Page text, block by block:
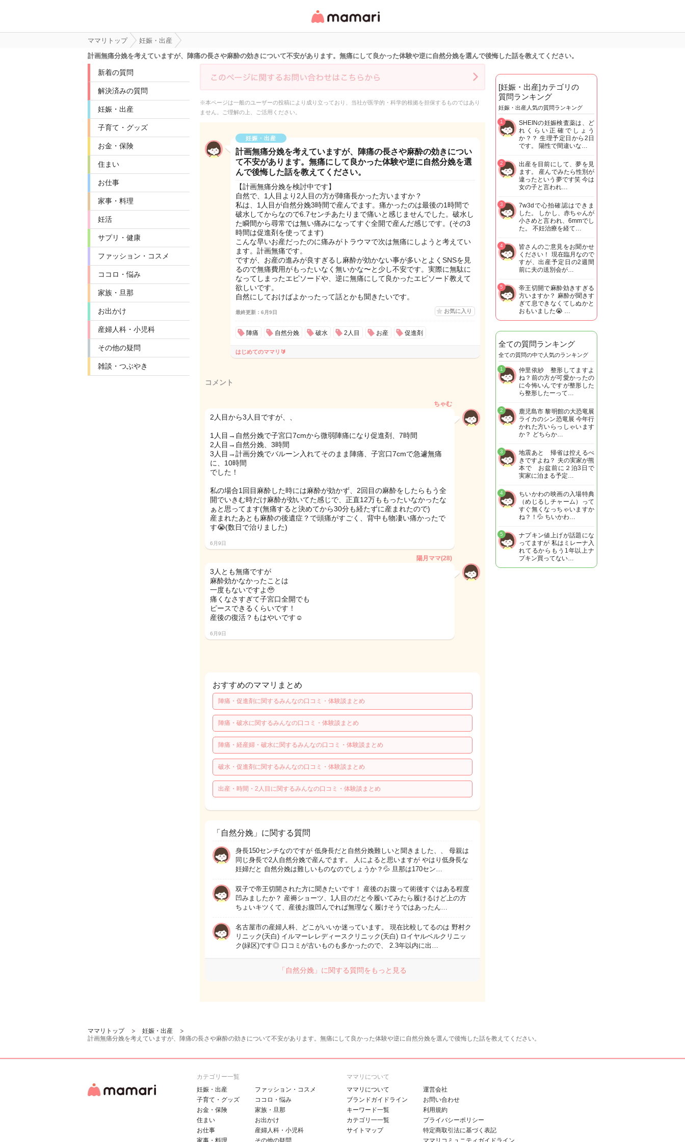
リ・情報サイト
ママリトップ
妊娠・出産
計画無痛分娩を考えていますが、陣痛の長さや麻酔の効きについて不安があります。無痛にして良かった体験や逆に自然分娩を選んで後悔した話を教えてください。
新着の質問
解決済みの質問
妊娠・出産
子育て・グッズ
お金・保険
住まい
お仕事
家事・料理
妊活
サプリ・健康
ファッション・コスメ
ココロ・悩み
家族・旦那
お出かけ
産婦人科・小児科
その他の疑問
雑談・つぶやき
※本ページは一般のユーザーの投稿により成り立っており、当社が医学的・科学的根拠を担保するものではあり
ません。ご理解の上、ご活用ください。
妊娠・出産
計画無痛分娩を考えていますが、陣痛の長さや麻酔の効きについ
て不安があります。無痛にして良かった体験や逆に自然分娩を選
んで後悔した話を教えてください。
【計画無痛分娩を検討中です】
自然で、1人目より2人目の方が陣痛長かった方いますか？
私は、1人目が自然分娩3時間で産んでます。痛かったのは最後の1時間で
破水してからなので6.7センチあたりまで痛いと感じませんでした。破水し
た瞬間から尋常では無い痛みになってすぐ全開で産んだ感じです。(その3
時間は促進剤を使ってます)
こんな早いお産だったのに痛みがトラウマで次は無痛にしようと考えてい
ます。計画無痛です。
ですが、お産の進みが良すぎるし麻酔が効かない事が多いとよくSNSを見
るので無痛費用がもったいなく無いかな〜と少し不安です。実際に無駄に
なってしまったエピソードや、逆に無痛にして良かったエピソード教えて
欲しいです。
自然にしておけばよかったって話とかも聞きたいです。
最終更新：6月9日 お気に入り
陣痛 自然分娩 破水 2人目 お産 促進剤
はじめてのママリ🔰
コメント
ちゃむ
2人目から3人目ですが、、
1人目→自然分娩で子宮口7cmから微弱陣痛になり促進剤、7時間
2人目→自然分娩、3時間
3人目→計画分娩でバルーン入れてそのまま陣痛、子宮口7cmで急遽無痛
に、10時間
でした！
私の場合1回目麻酔した時には麻酔が効かず、2回目の麻酔をしたらもう全
開でいきむ時だけ麻酔が効いてた感じで、正直12万ももったいなかったな
ぁと思ってます(無痛すると決めてから30分も経たずに産まれたので)
産まれたあとも麻酔の後遺症？で頭痛がすごく、背中も物凄い痛かったで
す😭(数日で治りました)
6月9日
陽月ママ(28)
3人とも無痛ですが
麻酔効かなかったことは
一度もないですよ🥹
痛くなさすぎて子宮口全開でも
ピースできるくらいです！
産後の復活？もはやいです☺️
6月9日
おすすめのママリまとめ
陣痛・促進剤に関するみんなの口コミ・体験談まとめ
陣痛・破水に関するみんなの口コミ・体験談まとめ
陣痛・経産婦・破水に関するみんなの口コミ・体験談まとめ
破水・促進剤に関するみんなの口コミ・体験談まとめ
出産・時間・2人目に関するみんなの口コミ・体験談まとめ
「自然分娩」に関する質問
身長150センチなのですが 低身長だと自然分娩難しいと聞きました、、 母親は
同じ身長で2人自然分娩で産んでます。 人によると思いますが やはり低身長な
妊婦だと 自然分娩は難しいものなのでしょうか？💦 旦那は170セン…
双子で帝王切開された方に聞きたいです！ 産後のお腹って術後すぐはある程度
凹みましたか？ 産褥ショーツ、1人目のだと今履いてみたら履けるけど上の方
ちょいキツくて、産後お腹凹んでれば無理なく履けそうではあったん…
名古屋市の産婦人科、どこがいいか迷っています。 現在比較してるのは 野村ク
リニック(天白) イルマーレレディースクリニック(天白) ロイヤルベルクリニッ
ク(緑区)です◎ 口コミが古いものも多かったので、 2.3年以内に出…
「自然分娩」に関する質問をもっと見る
[妊娠・出産]カテゴリの
質問ランキング
妊娠・出産人気の質問ランキング
SHEINの妊娠検査薬は、ど
れくらい正確でしょう
か？？ 生理予定日から2日
です。 陽性で間違いな…
1
出産を目前にして、夢を見
ます。 産んでみたら性別が
違ったという夢です笑 今は
女の子と言われ…
2
7w3dで心拍確認はできま
した。 しかし、赤ちゃんが
小さめと言われ、6mmでし
た。 不妊治療を経て…
3
皆さんのご意見をお聞かせ
ください！ 現在臨月なので
すが、出産予定日の2週間
前に夫の送別会が…
4
帝王切開で麻酔効きすぎる
方いますか？ 麻酔が聞きす
ぎて息できなくてしぬかと
おもいました😭 …
5
全ての質問ランキング
全ての質問の中で人気のランキング
仲里依紗 整形してますよ
ね？前の方が可愛かったの
に今怖いんですが整形した
ら整形したーって…
1
鹿児島市 黎明館の大恐竜展
ライカのシン恐竜展 今年行
かれた方いらっしゃいます
か？ どちらか…
2
地震あと 帰省は控えるべ
きですよね？ 夫の実家が熊
本で お盆前に２泊3日で
実家に泊まる予定…
3
ちいかわの映画の入場特典
（めじるしチャーム）って
すぐ無くなっちゃいますか
ね？！💦 ちいかわ…
4
ナプキン値上げが話題にな
ってますが 私はミレーナ入
れてるからもう1年以上ナ
プキン買ってない…
5
ママリトップ
妊娠・出産
計画無痛分娩を考えていますが、陣痛の長さや麻酔の効きについて不安があります。無痛にして良かった体験や逆に自然分娩を選んで後悔した話を教えてください。
カテゴリー一覧
妊娠・出産
子育て・グッズ
お金・保険
住まい
お仕事
家事・料理
ファッション・コスメ
ココロ・悩み
家族・旦那
お出かけ
産婦人科・小児科
その他の疑問
ママリについて
ママリについて
ブランドガイドライン
キーワード一覧
カテゴリ一一覧
サイトマップ
運営会社
お問い合わせ
利用規約
プライバシーポリシー
特定商取引法に基づく表記
ママリコミュニティガイドライン